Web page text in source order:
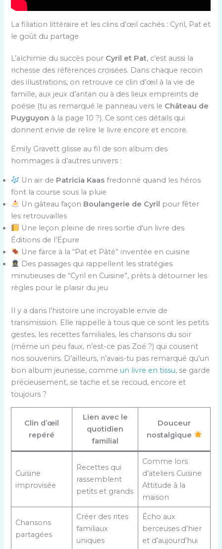
La filiation littéraire et les clins d’œil cachés : Cyril, Pat et
le goût du partage
L’alchimie du succès pour Cyril et Pat, c’est aussi la
richesse des références croisées. Dans chaque recoin
des illustrations, on retrouve ce clin d’œil à la vie de
famille, aux jeux d’antan ou à des lieux empreints de
poésie (tu as remarqué le panneau vers le Château de
Puyguyon à la page 10 ?). Ce sont ces détails qui
donnent envie de relire le livre encore et encore.
Emily Gravett glisse au fil de son album des
hommages à d’autres univers :
Un air de Patricia Kaas fredonné quand les héros
font la course sous la pluie
Un gâteau façon Boulangerie de Cyril pour fêter
les retrouvailles
Une leçon pleine de rires sortie d’un livre des
Éditions de l’Épure
Une farce à la “Pat et Pâté” inventée en cuisine
Des passages qui rappellent les stratégies
minutieuses de “Cyril en Cuisine”, prêts à détourner les
règles pour le plaisir du jeu
Il y a dans l’histoire une incroyable envie de
transmission. Elle rappelle à tous que ce sont les petits
gestes, les recettes familiales, les chansons du soir
(même un peu faux, n’est-ce pas Zoé ?) qui cousent
nos souvenirs. D’ailleurs, n’avais-tu pas remarqué qu’un
bon album jeunesse, comme un livre en tissu, se garde
précieusement, se tache et se recoud, encore et
toujours ?
Clin d’œil
repéré
Lien avec le
quotidien
familial
Douceur
nostalgique
Cuisine
improvisée
Recettes qui
rassemblent
petits et grands
Comme lors
d’ateliers Cuisine
Attitude à la
maison
Chansons
partagées
Créer des rites
familiaux
uniques
Écho aux
berceuses d’hier
et d’aujourd’hui